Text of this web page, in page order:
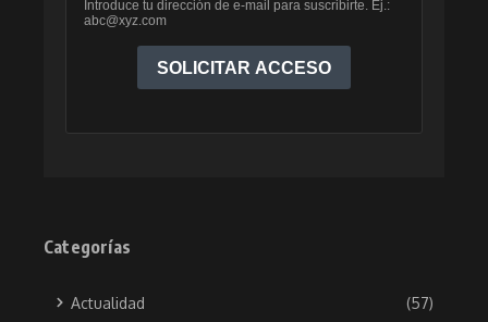
Categorías
Actualidad (57)